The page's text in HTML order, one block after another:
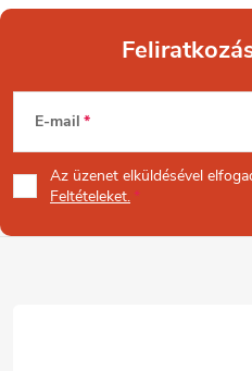
L
á
b
E-mail
Az üzenet elküldésével
Feltételeket.